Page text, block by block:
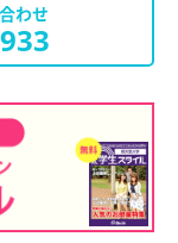
わせ